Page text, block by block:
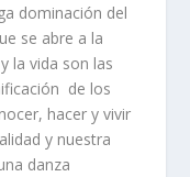
dominación del
se abre a la
la vida son las
de los
hacer y vivir
y nuestra
danza